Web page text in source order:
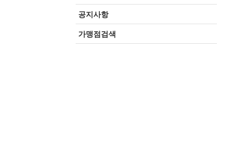
공지사항
가맹점검색